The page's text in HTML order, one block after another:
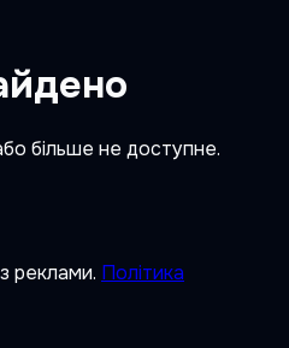
більше не доступне.
реклами. Політика